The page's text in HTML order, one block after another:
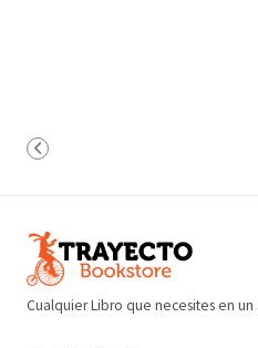
Cualquier Libro que necesites en